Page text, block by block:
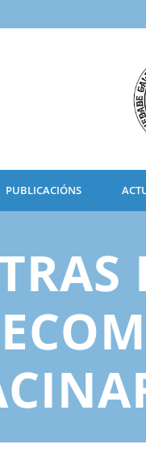
PUBLICACIÓNS